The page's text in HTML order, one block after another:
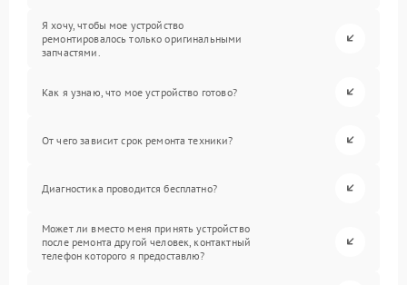
Я хочу, чтобы мое устройство
ремонтировалось только оригинальными
запчастями.
Как я узнаю, что мое устройство готово?
От чего зависит срок ремонта техники?
Диагностика проводится бесплатно?
Может ли вместо меня принять устройство
после ремонта другой человек, контактный
телефон которого я предоставлю?